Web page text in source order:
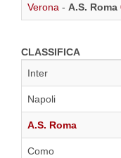
Verona - A.S. Roma
CLASSIFICA
Inter
Napoli
A.S. Roma
Como